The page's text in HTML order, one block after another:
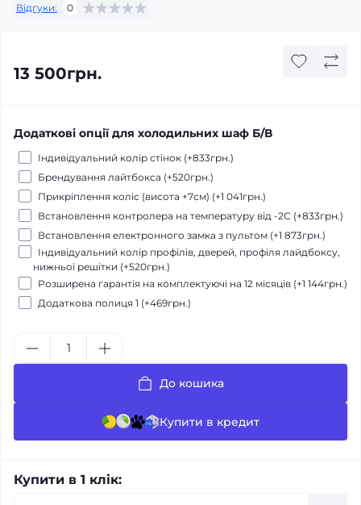
Відгуки: 0
13 500грн.
Додаткові опції для холодильних шаф Б/В
Індивідуальний колір стінок (+833грн.)
Брендування лайтбокса (+520грн.)
Прикріплення коліс (висота +7см) (+1 041грн.)
Встановлення контролера на температуру від -2С (+833грн.)
Встановлення електронного замка з пультом (+1 873грн.)
Індивідуальний колір профілів, дверей, профіля лайдбоксу,
нижньої решітки (+520грн.)
Розширена гарантія на комплектуючі на 12 місяців (+1 144грн.)
Додаткова полиця 1 (+469грн.)
До кошика
Купити в кредит
Купити в 1 клік: